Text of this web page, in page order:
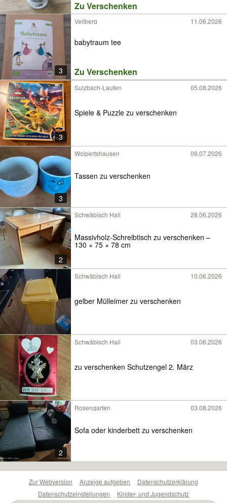
Zu Verschenken
3
Vellberg 11.06.2026
babytraum tee
Zu Verschenken
3
Sulzbach-Laufen 05.08.2026
Spiele & Puzzle zu verschenken
3
Wolpertshausen 09.07.2026
Tassen zu verschenken
2
Schwäbisch Hall 28.06.2026
Massivholz-Schreibtisch zu verschenken –
130 × 75 × 78 cm
Schwäbisch Hall 10.06.2026
gelber Mülleimer zu verschenken
Schwäbisch Hall 03.06.2026
zu verschenken Schutzengel 2. März
2
Rosengarten 03.08.2026
Sofa oder kinderbett zu verschenken
Zur Webversion Anzeige aufgeben
Datenschutzerklärung
Datenschutzeinstellungen
Kinder- und Jugendschutz